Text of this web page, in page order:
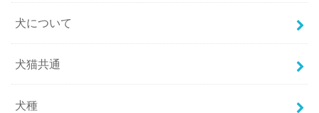
犬について
犬猫共通
犬種